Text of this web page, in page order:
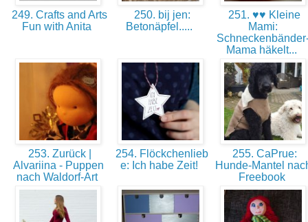
249. Crafts and Arts
Fun with Anita
250. bij jen:
Betonäpfel.....
251. ♥♥ Kleine
Mami:
Mama häkelt...
253. Zurück |
Alvariina - Puppen
nach Waldorf-Art
254. Flöckchenlieb
e: Ich habe Zeit!
255. CaPrue:
Hunde-Mantel
Freebook